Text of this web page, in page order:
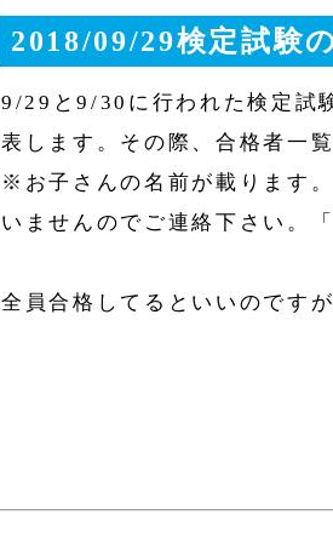
2018/09/29検定試験
9/29と9/30に行われた検定試
表します。その際、合格者一
※お子さんの名前が載ります
いませんのでご連絡下さい。
全員合格してるといいのです